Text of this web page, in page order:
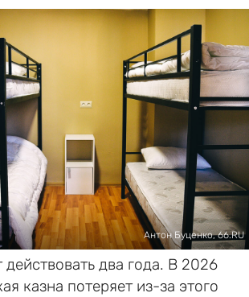
Антон Буценко, 66.RU
действовать два года. В 2026
казна потеряет из-за этого